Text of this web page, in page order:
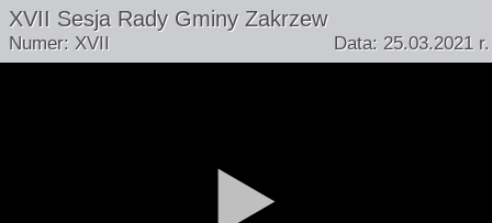
XVII Sesja Rady Gminy Zakrzew
Numer: XVII Data: 25.03.2021 r.